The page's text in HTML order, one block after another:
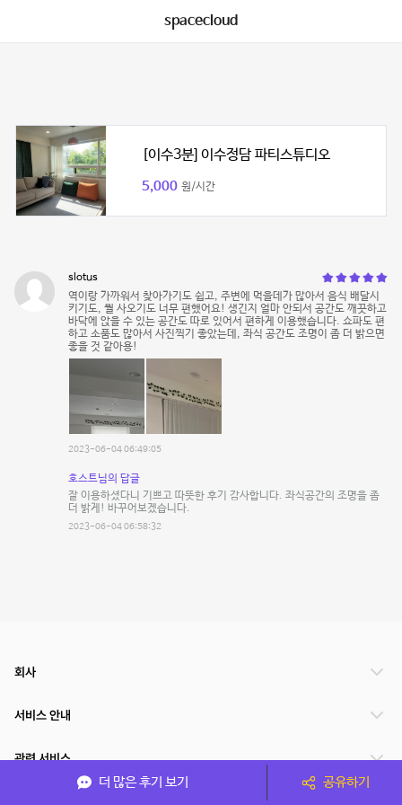
spacecloud
[이수3분] 이수정담 파티스튜디오
5,000 원/시간
slotus
역이랑 가까워서 찾아가기도 쉽고, 주변에 먹을데가 많아서 음식 배달시
키기도, 뭘 사오기도 너무 편했어요! 생긴지 얼마 안되서 공간도 깨끗하고
바닥에 앉을 수 있는 공간도 따로 있어서 편하게 이용했습니다. 쇼파도 편
하고 소품도 많아서 사진찍기 좋았는데, 좌식 공간도 조명이 좀 더 밝으면
좋을 것 같아용!
2023-06-04 06:49:05
호스트님의 답글
잘 이용하셨다니 기쁘고 따뜻한 후기 감사합니다. 좌식공간의 조명을 좀
더 밝게! 바꾸어보겠습니다.
2023-06-04 06:58:32
더 많은 후기 보기 공유하기
회사
서비스 안내
관련 서비스